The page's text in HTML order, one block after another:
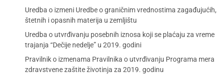
Uredba o izmeni Uredbe o graničnim vrednostima zagađujućih,
štetnih i opasnih materija u zemljištu
Uredba o utvrđivanju posebnih iznosa koji se plaćaju za vreme
trajanja “Dečije nedelje” u 2019. godini
Pravilnik o izmenama Pravilnika o utvrđivanju Programa mera
zdravstvene zaštite životinja za 2019. godinu